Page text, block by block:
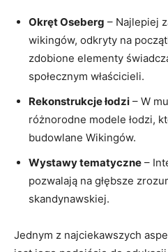
Okręt Oseberg – Najlepiej
wikingów, odkryty na
zdobione elementy
społecznym właścicieli.
Rekonstrukcje łodzi – W
różnorodne modele łodzi,
budowlane Wikingów.
Wystawy tematyczne –
pozwalają na głębsze
skandynawskiej.
Jednym z najciekawszych